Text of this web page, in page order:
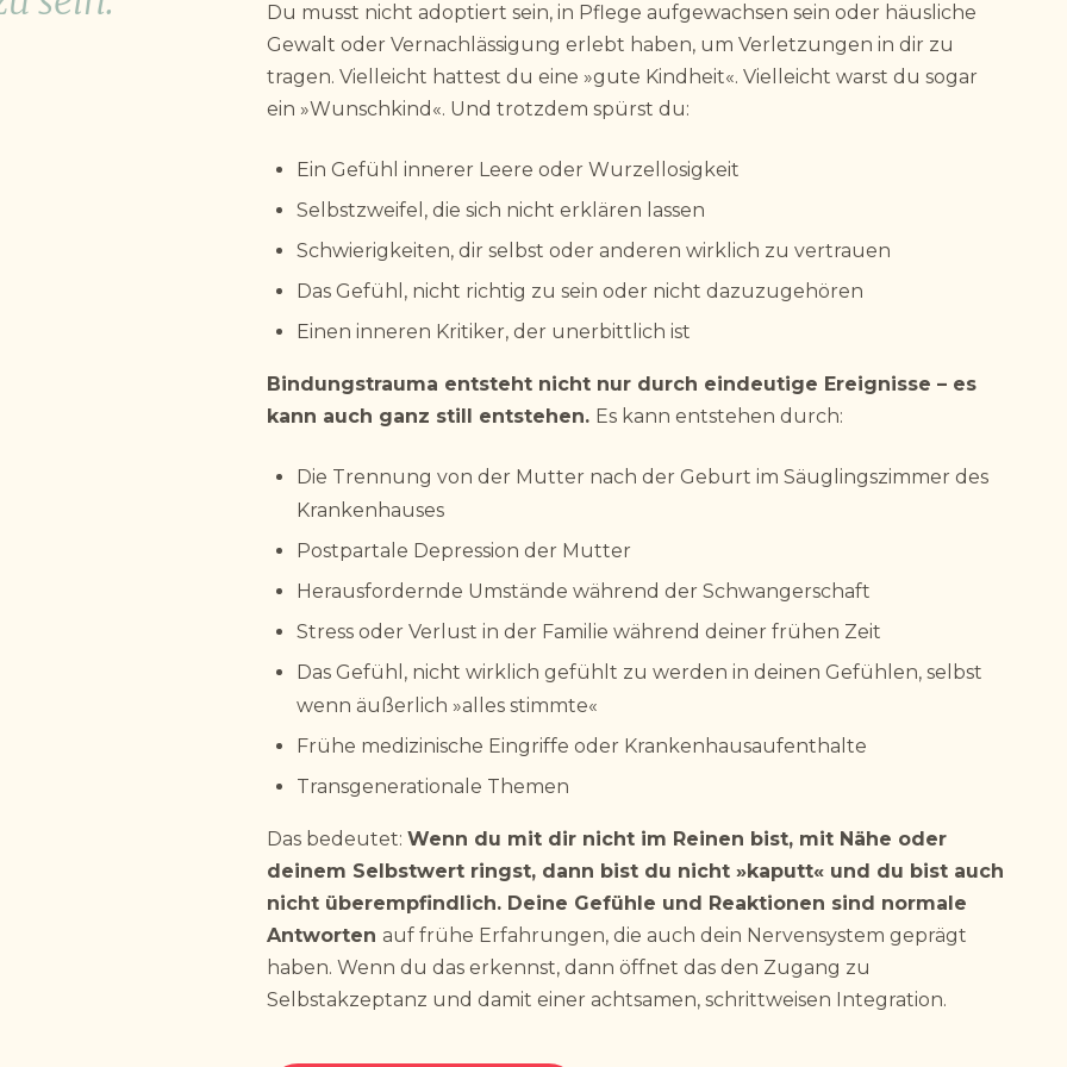
Du musst nicht adoptiert sein, in Pflege aufgewachsen sein oder häusliche
Gewalt oder Vernachlässigung erlebt haben, um Verletzungen in dir zu
tragen. Vielleicht hattest du eine »gute Kindheit«. Vielleicht warst du sogar
ein »Wunschkind«. Und trotzdem spürst du:
Ein Gefühl innerer Leere oder Wurzellosigkeit
Selbstzweifel, die sich nicht erklären lassen
Schwierigkeiten, dir selbst oder anderen wirklich zu vertrauen
Das Gefühl, nicht richtig zu sein oder nicht dazuzugehören
Einen inneren Kritiker, der unerbittlich ist
Bindungstrauma entsteht nicht nur durch eindeutige Ereignisse – es
kann auch ganz still entstehen. Es kann entstehen durch:
Die Trennung von der Mutter nach der Geburt im Säuglingszimmer des
Krankenhauses
Postpartale Depression der Mutter
Herausfordernde Umstände während der Schwangerschaft
Stress oder Verlust in der Familie während deiner frühen Zeit
Das Gefühl, nicht wirklich gefühlt zu werden in deinen Gefühlen, selbst
wenn äußerlich »alles stimmte«
Frühe medizinische Eingriffe oder Krankenhausaufenthalte
Transgenerationale Themen
Das bedeutet: Wenn du mit dir nicht im Reinen bist, mit Nähe oder
deinem Selbstwert ringst, dann bist du nicht »kaputt« und du bist auch
nicht überempfindlich. Deine Gefühle und Reaktionen sind normale
Antworten auf frühe Erfahrungen, die auch dein Nervensystem geprägt
haben. Wenn du das erkennst, dann öffnet das den Zugang zu
Selbstakzeptanz und damit einer achtsamen, schrittweisen Integration.